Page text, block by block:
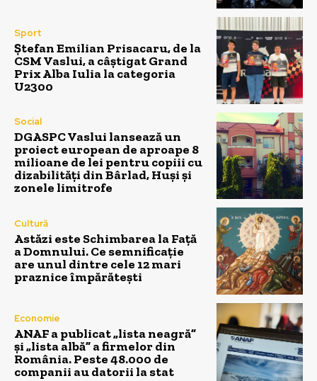
Sport
Ștefan Emilian Prisacaru, de la
CSM Vaslui, a câștigat Grand
Prix Alba Iulia la categoria
U2300
Social
DGASPC Vaslui lansează un
proiect european de aproape 8
milioane de lei pentru copiii cu
dizabilități din Bârlad, Huși și
zonele limitrofe
Cultură
Astăzi este Schimbarea la Față
a Domnului. Ce semnificație
are unul dintre cele 12 mari
praznice împărătești
Economie
ANAF a publicat „lista neagră”
și „lista albă” a firmelor din
România. Peste 48.000 de
companii au datorii la stat